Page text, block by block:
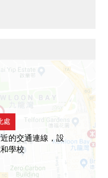
處
的交通連線，設
學校